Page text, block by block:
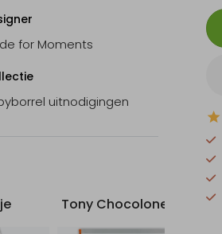
for Moments
uitnodigingen
Tony Chocolonely reep